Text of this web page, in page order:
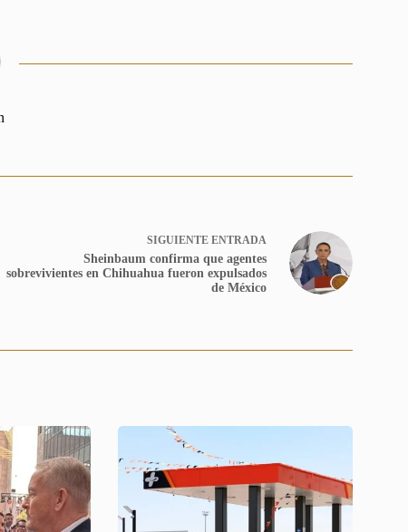
SIGUIENTE ENTRADA
Sheinbaum confirma que agentes
sobrevivientes en Chihuahua fueron expulsados
de México